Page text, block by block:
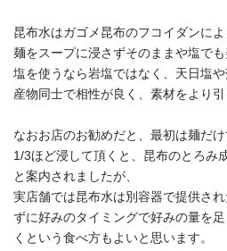
昆布水はガゴメ昆布のフコイダンに
麺をスープに浸さずそのままや塩でも
塩を使うなら岩塩ではなく、天日塩
産物同士で相性が良く、素材をより引
なおお店のお勧めだと、最初は麺だ
1/3ほど浸して頂くと、昆布のとろみ
と案内されましたが、
実店舗では昆布水は別容器で提供さ
ずに好みのタイミングで好みの量を
くという食べ方もよいと思います。